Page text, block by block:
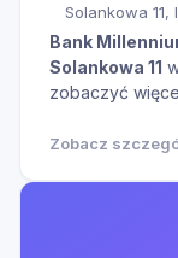
Solankowa 11,
Bank
Solankowa 11
zobaczyć
Zobacz